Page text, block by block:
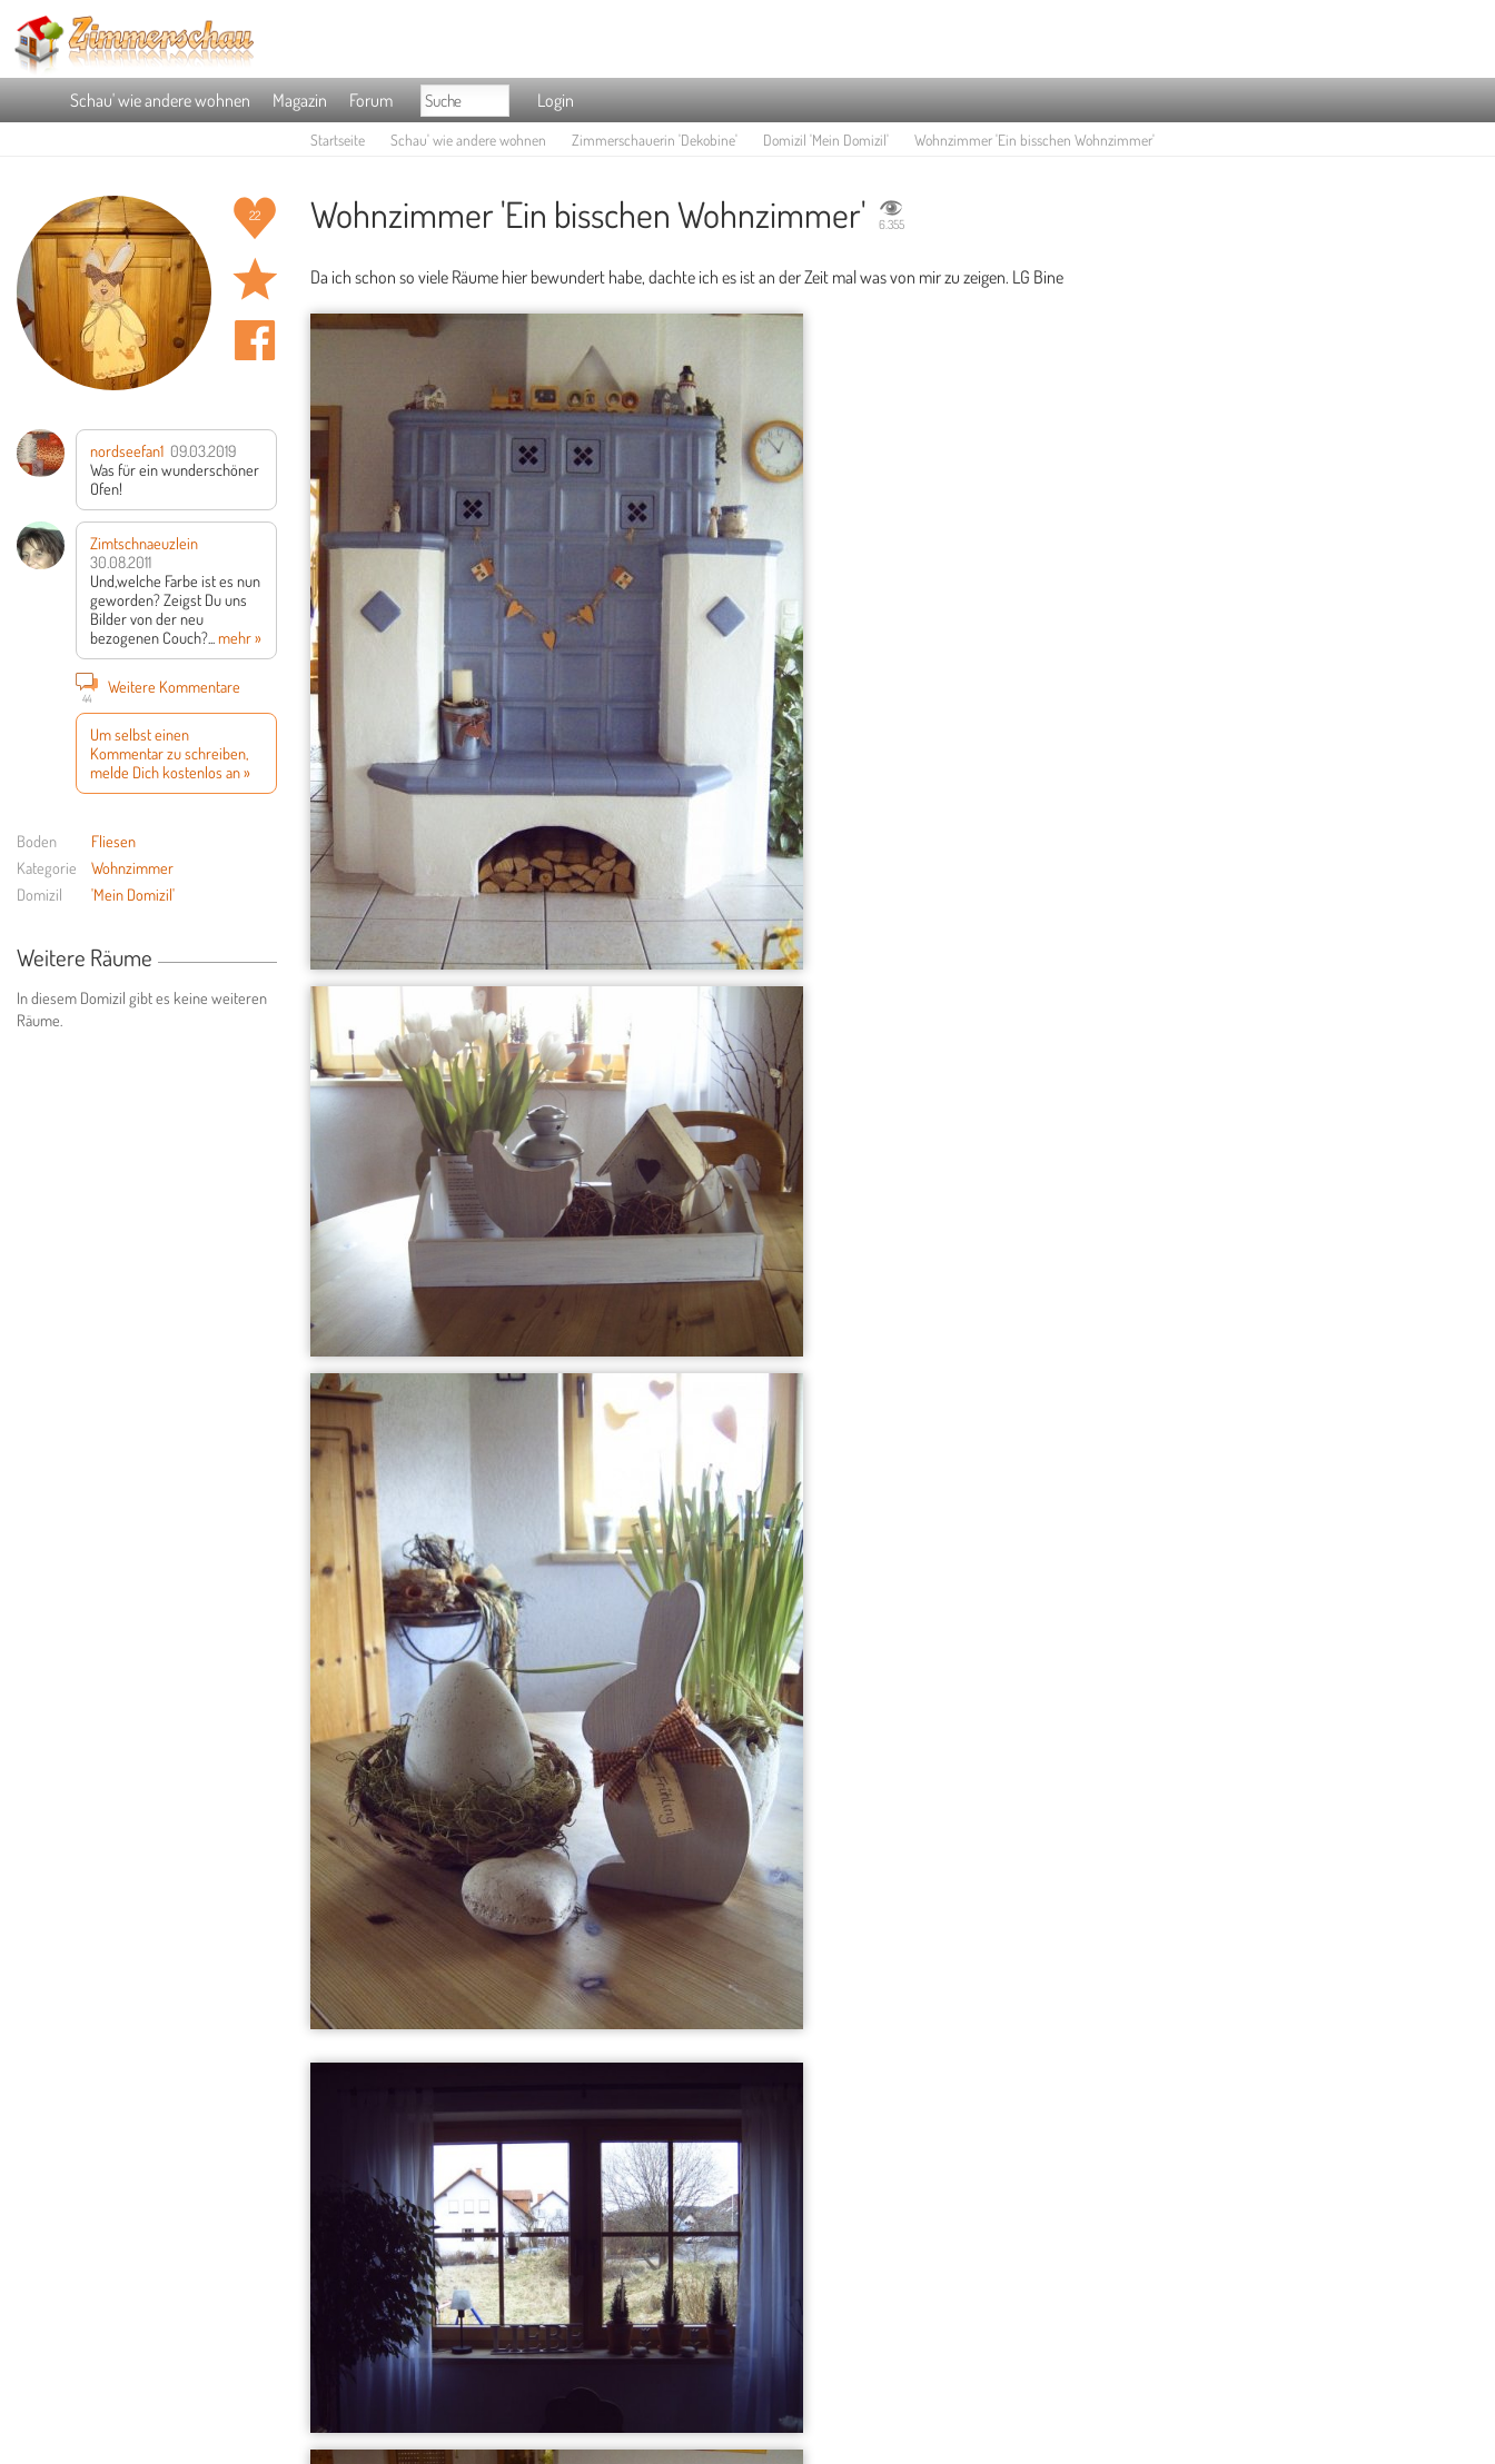
Schau' wie andere wohnen Magazin Forum Login
Startseite Schau' wie andere wohnen Zimmerschauerin 'Dekobine' Domizil 'Mein Domizil' Wohnzimmer 'Ein bisschen Wohnzimmer'
22
nordseefan1 09.03.2019
Was für ein wunderschöner
Ofen!
Zimtschnaeuzlein
30.08.2011
Und,welche Farbe ist es nun
geworden?Zeigst Du uns
Bilder von der neu
bezogenen Couch?...mehr »
44
Weitere Kommentare
Um selbst einen
Kommentar zu schreiben,
melde Dich kostenlos an »
Boden
Fliesen
Kategorie
Wohnzimmer
Domizil
'Mein Domizil'
Weitere Räume
In diesem Domizil gibt es keine weiteren
Räume.
Wohnzimmer 'Ein bisschen Wohnzimmer' 6.355
Da ich schon so viele Räume hier bewundert habe, dachte ich es ist an der Zeit mal was von mir zu zeigen. LG Bine